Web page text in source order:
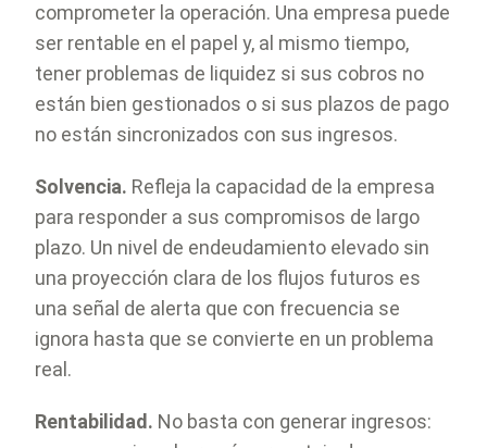
comprometer la operación. Una empresa puede
ser rentable en el papel y, al mismo tiempo,
tener problemas de liquidez si sus cobros no
están bien gestionados o si sus plazos de pago
no están sincronizados con sus ingresos.
Solvencia. Refleja la capacidad de la empresa
para responder a sus compromisos de largo
plazo. Un nivel de endeudamiento elevado sin
una proyección clara de los flujos futuros es
una señal de alerta que con frecuencia se
ignora hasta que se convierte en un problema
real.
Rentabilidad. No basta con generar ingresos: